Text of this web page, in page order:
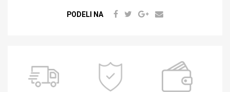
PODELI NA